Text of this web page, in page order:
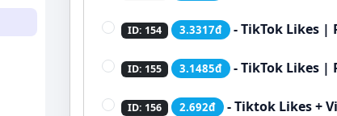
ID: 154 3.3317đ - TikTok Likes |
ID: 155 3.1485đ - TikTok Likes |
ID: 156 2.692đ
- Tiktok Likes +